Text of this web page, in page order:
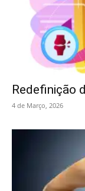
Redefinição
4 de Março, 2026